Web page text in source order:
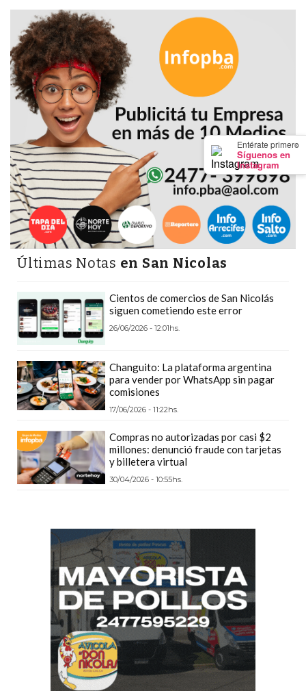
×
Entérate primero
Síguenos en
Instagram
CAMPANA
NOTICIAS
DE
ZÁRATE
NOTICIAS
DE
CAMPANA
EXALTACIÓN
DE
LA
CRUZ
COLÓN
(BUENOS
AIRES)
MEJOR
GIMNASIO
DE
LOS
MEJORES
PRECIOS
SUPLEMENTOS
DEPORTIVOS
EN
DEPORTIVOS
PERGAMINO:
MEJORES
PRECIOS
Últimas Notas en San Nicolas
Cientos de comercios de San Nicolás
siguen cometiendo este error
26/06/2026 - 12:01hs.
Changuito: La plataforma argentina
para vender por WhatsApp sin pagar
comisiones
17/06/2026 - 11:22hs.
Compras no autorizadas por casi $2
millones: denunció fraude con tarjetas
y billetera virtual
30/04/2026 - 10:55hs.